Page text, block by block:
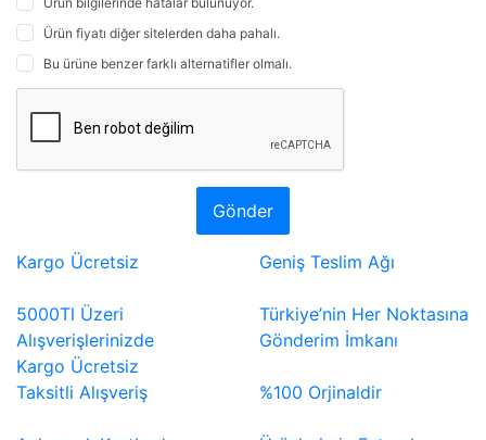
Ürün fiyatı diğer sitelerden daha pahalı.
Bu ürüne benzer farklı alternatifler olmalı.
Gönder
Kargo Ücretsiz
5000Tl Üzeri
Alışverişlerinizde
Kargo Ücretsiz
Geniş Teslim Ağı
Türkiye’nin Her Noktasına
Gönderim İmkanı
Taksitli Alışveriş %100 Orjinaldir